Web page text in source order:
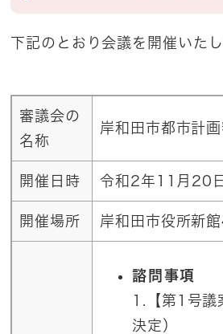
下記のとおり会議を開催いたし
審議会の
名称
岸和田市都市計
開催日時 令和2年11月20
開催場所 岸和田市役所新
諮問事項
1.【第1号議
決定）